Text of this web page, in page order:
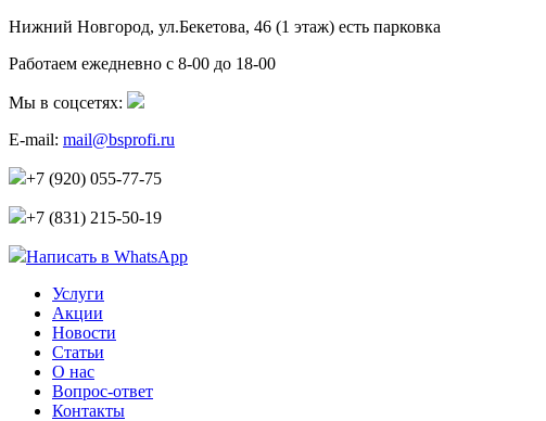
Нижний Новгород, ул.Бекетова, 46 (1 этаж) есть парковка
Работаем ежедневно с 8-00 до 18-00
Мы в соцсетях:
E-mail: mail@bsprofi.ru
+7 (920) 055-77-75
+7 (831) 215-50-19
Написать в WhatsApp
Услуги
Акции
Новости
Статьи
О нас
Вопрос-ответ
Контакты